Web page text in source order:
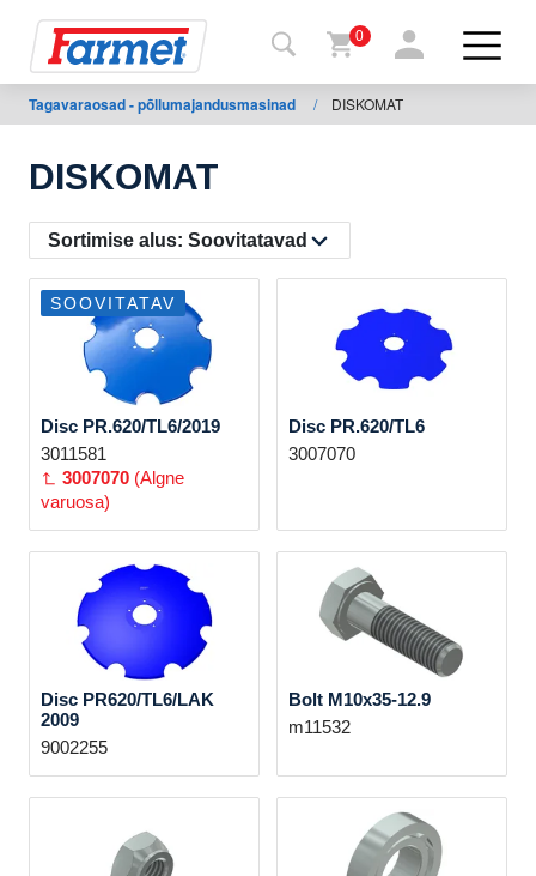
Farmeti
pood
Minu
masinad
Allalaadimiseks
0
Tagavaraosad - põllumajandusmasinad / DISKOMAT
DISKOMAT
Sortimise alus: Soovitatavad
SOOVITATAV
Disc PR.620/TL6/2019
3011581
3007070 (Algne
varuosa)
Disc PR.620/TL6
3007070
Disc PR620/TL6/LAK
2009
9002255
Bolt M10x35-12.9
m11532